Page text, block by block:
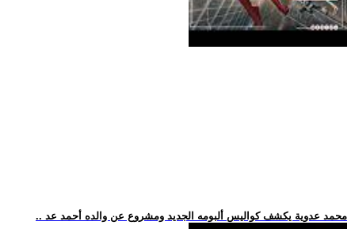
.. محمد عدوية يكشف كواليس ألبومه الجديد ومشروع عن والده أحمد عد